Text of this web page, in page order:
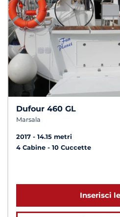
Dufour 460 GL
Marsala
2017
14.15 metri
4 Cabine
10 Cuccette
Inserisci